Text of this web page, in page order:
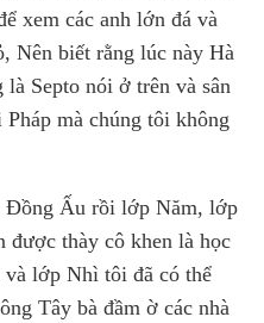
xem các anh lớn đá và
Nên biết rằng lúc này Hà
Septo nói ở trên và sân
mà chúng tôi không
Đồng Ấu rồi lớp Năm, lớp
được thày cô khen là học
lớp Nhì tôi đã có thể
Tây bà đầm ờ các nhà